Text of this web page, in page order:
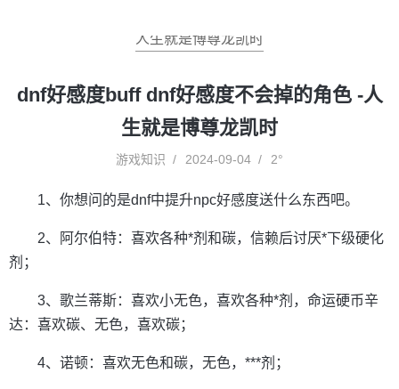
人生就是博尊龙凯时
dnf好感度buff dnf好感度不会掉的角色 -人
生就是博尊龙凯时
游戏知识 2024-09-04 2°
1、你想问的是dnf中提升npc好感度送什么东西吧。
2、阿尔伯特：喜欢各种*剂和碳，信赖后讨厌*下级硬化
剂；
3、歌兰蒂斯：喜欢小无色，喜欢各种*剂，命运硬币辛
达：喜欢碳、无色，喜欢碳；
4、诺顿：喜欢无色和碳，无色，***剂；